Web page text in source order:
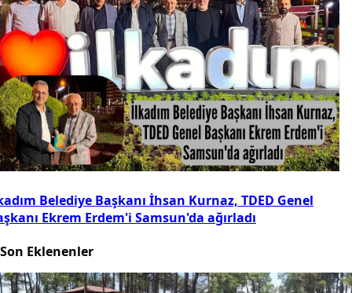
Belediye Başkanı İhsan Kurnaz, TDED Genel
Ekrem Erdem'i Samsun'da ağırladı
Son Eklenenler